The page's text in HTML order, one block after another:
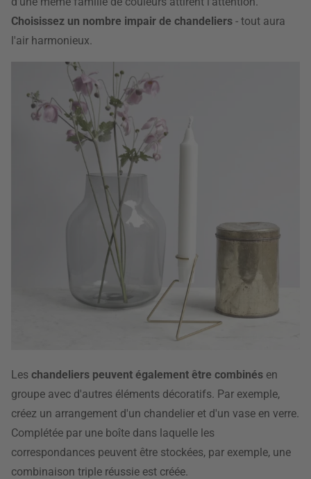
Choisissez un nombre impair de chandeliers - tout aura
l'air harmonieux.
Les chandeliers peuvent également être combinés en
groupe avec d'autres éléments décoratifs. Par exemple,
créez un arrangement d'un chandelier et d'un vase en verre.
Complétée par une boîte dans laquelle les
correspondances peuvent être stockées, par exemple, une
combinaison triple réussie est créée.